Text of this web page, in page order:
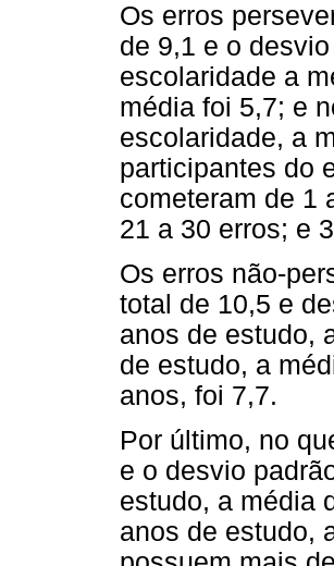
Os erros
de 9,1 e o
escolaridade a
média foi 5,7; e
escolaridade, a
participantes do
cometeram de 1
21 a 30 erros; e
Os erros não-
total de 10,5 e
anos de estudo,
de estudo, a
anos, foi 7,7.
Por último, no
e o desvio
estudo, a média
anos de estudo,